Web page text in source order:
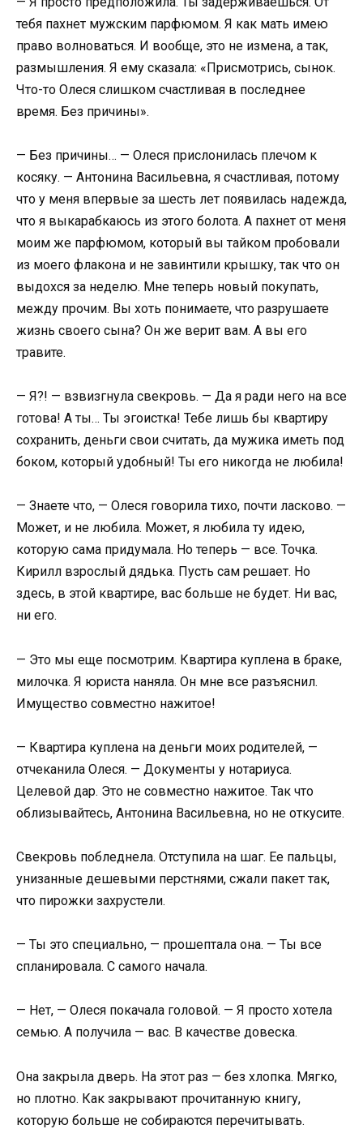
тебя пахнет мужским парфюмом. Я как мать имею
право волноваться. И вообще, это не измена, а так,
размышления. Я ему сказала: «Присмотрись, сынок.
Что-то Олеся слишком счастливая в последнее
время. Без причины».
— Без причины… — Олеся прислонилась плечом к
косяку. — Антонина Васильевна, я счастливая, потому
что у меня впервые за шесть лет появилась надежда,
что я выкарабкаюсь из этого болота. А пахнет от меня
моим же парфюмом, который вы тайком пробовали
из моего флакона и не завинтили крышку, так что он
выдохся за неделю. Мне теперь новый покупать,
между прочим. Вы хоть понимаете, что разрушаете
жизнь своего сына? Он же верит вам. А вы его
травите.
— Я?! — взвизгнула свекровь. — Да я ради него на все
готова! А ты… Ты эгоистка! Тебе лишь бы квартиру
сохранить, деньги свои считать, да мужика иметь под
боком, который удобный! Ты его никогда не любила!
— Знаете что, — Олеся говорила тихо, почти ласково. —
Может, и не любила. Может, я любила ту идею,
которую сама придумала. Но теперь — все. Точка.
Кирилл взрослый дядька. Пусть сам решает. Но
здесь, в этой квартире, вас больше не будет. Ни вас,
ни его.
— Это мы еще посмотрим. Квартира куплена в браке,
милочка. Я юриста наняла. Он мне все разъяснил.
Имущество совместно нажитое!
— Квартира куплена на деньги моих родителей, —
отчеканила Олеся. — Документы у нотариуса.
Целевой дар. Это не совместно нажитое. Так что
облизывайтесь, Антонина Васильевна, но не откусите.
Свекровь побледнела. Отступила на шаг. Ее пальцы,
унизанные дешевыми перстнями, сжали пакет так,
что пирожки захрустели.
— Ты это специально, — прошептала она. — Ты все
спланировала. С самого начала.
— Нет, — Олеся покачала головой. — Я просто хотела
семью. А получила — вас. В качестве довеска.
Она закрыла дверь. На этот раз — без хлопка. Мягко,
но плотно. Как закрывают прочитанную книгу,
которую больше не собираются перечитывать.